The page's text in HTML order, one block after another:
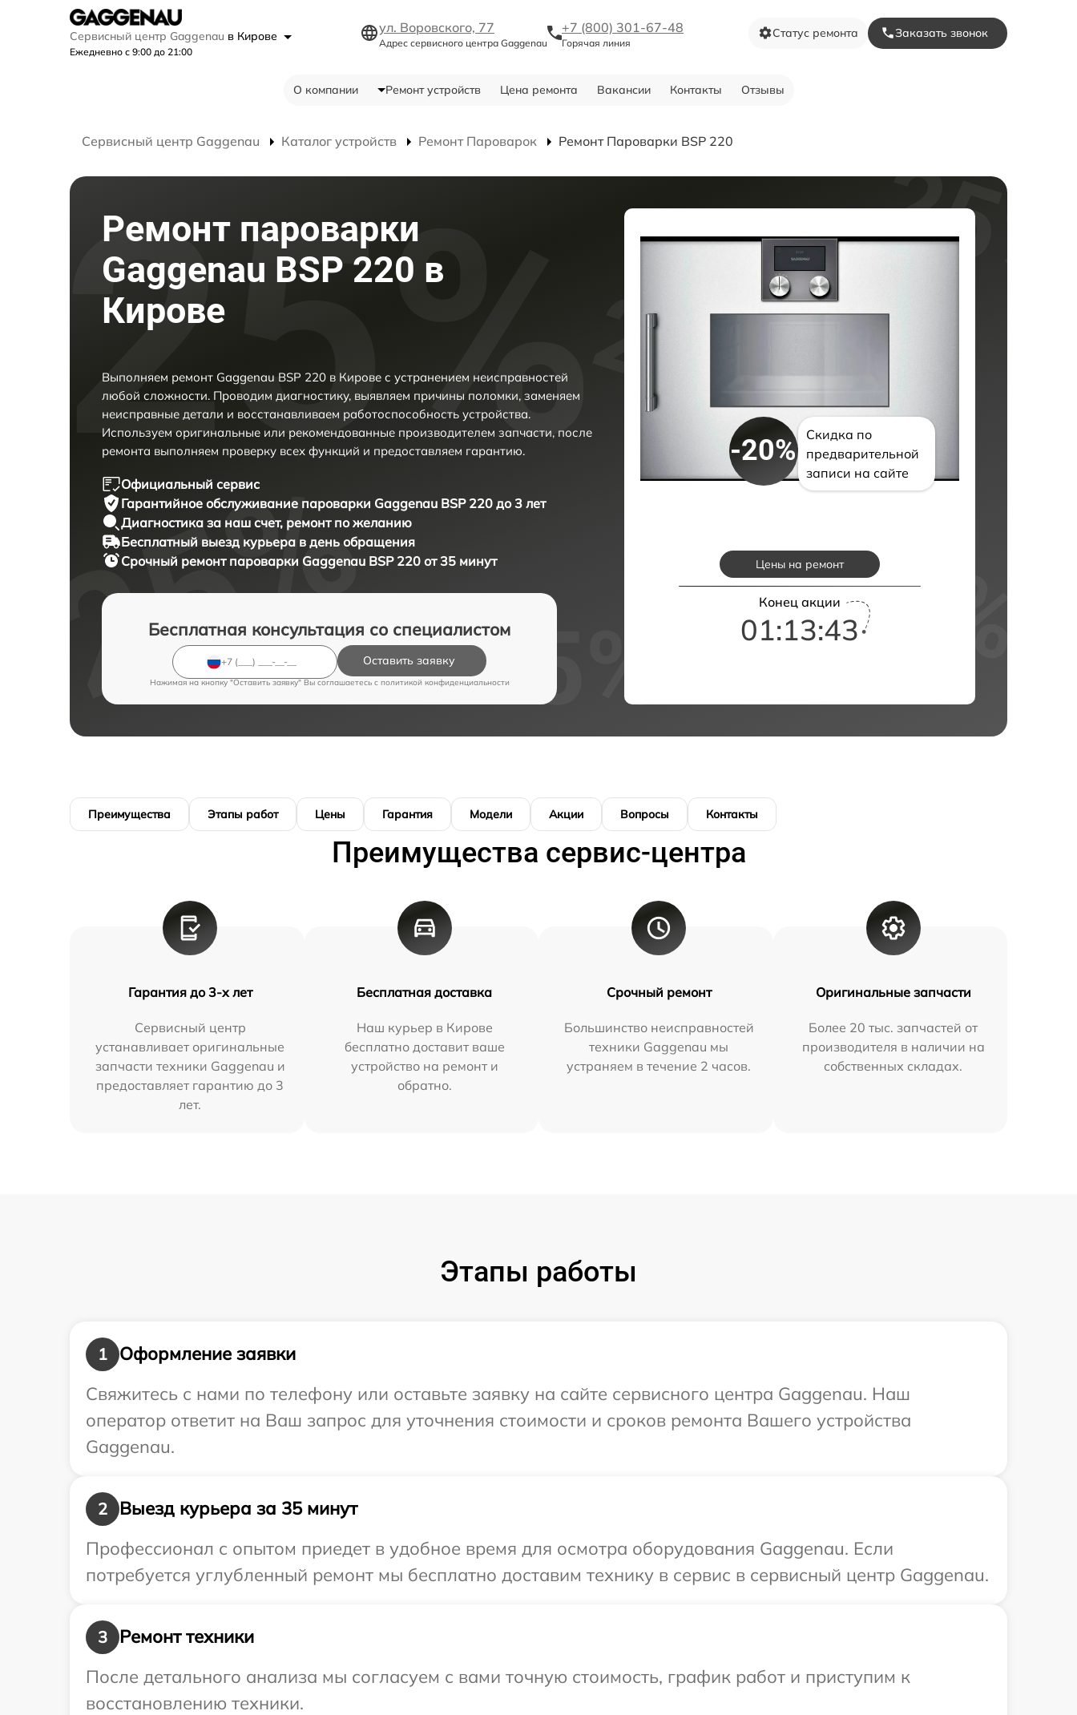
Сервисный центр Gaggenau в Кирове
Ежедневно с 9:00 до 21:00
ул. Воровского, 77
Адрес сервисного центра Gaggenau
+7 (800) 301-67-48
Горячая линия
Статус ремонта Заказать звонок
О компании Ремонт устройств Цена ремонта Вакансии Контакты Отзывы
Сервисный центр Gaggenau Каталог устройств Ремонт Пароварок Ремонт Пароварки BSP 220
Ремонт пароварки
Gaggenau BSP 220 в
Кирове
Выполняем ремонт Gaggenau BSP 220 в Кирове с устранением неисправностей
любой сложности. Проводим диагностику, выявляем причины поломки, заменяем
неисправные детали и восстанавливаем работоспособность устройства.
Используем оригинальные или рекомендованные производителем запчасти, после
ремонта выполняем проверку всех функций и предоставляем гарантию.
Официальный сервис
Гарантийное обслуживание пароварки Gaggenau BSP 220 до 3 лет
Диагностика за наш счет, ремонт по желанию
Бесплатный выезд курьера в день обращения
Срочный ремонт пароварки Gaggenau BSP 220 от 35 минут
Бесплатная консультация со специалистом
Оставить заявку
Нажимая на кнопку "Оставить заявку" Вы соглашаетесь c политикой конфиденциальности
-20%
Скидка по
предварительной
записи на сайте
Цены на ремонт
Конец акции
01:13:42
Преимущества Этапы работ Цены Гарантия Модели Акции Вопросы Контакты
Преимущества сервис-центра
Гарантия до 3-х лет
Сервисный центр
устанавливает оригинальные
запчасти техники Gaggenau и
предоставляет гарантию до 3
лет.
Бесплатная доставка
Наш курьер в Кирове
бесплатно доставит ваше
устройство на ремонт и
обратно.
Срочный ремонт
Большинство неисправностей
техники Gaggenau мы
устраняем в течение 2 часов.
Оригинальные запчасти
Более 20 тыс. запчастей от
производителя в наличии на
собственных складах.
Этапы работы
1
Оформление заявки
Свяжитесь с нами по телефону или оставьте заявку на сайте сервисного центра Gaggenau. Наш
оператор ответит на Ваш запрос для уточнения стоимости и сроков ремонта Вашего устройства
Gaggenau.
2
Выезд курьера за 35 минут
Профессионал с опытом приедет в удобное время для осмотра оборудования Gaggenau. Если
потребуется углубленный ремонт мы бесплатно доставим технику в сервис в сервисный центр Gaggenau.
3
Ремонт техники
После детального анализа мы согласуем с вами точную стоимость, график работ и приступим к
восстановлению техники.